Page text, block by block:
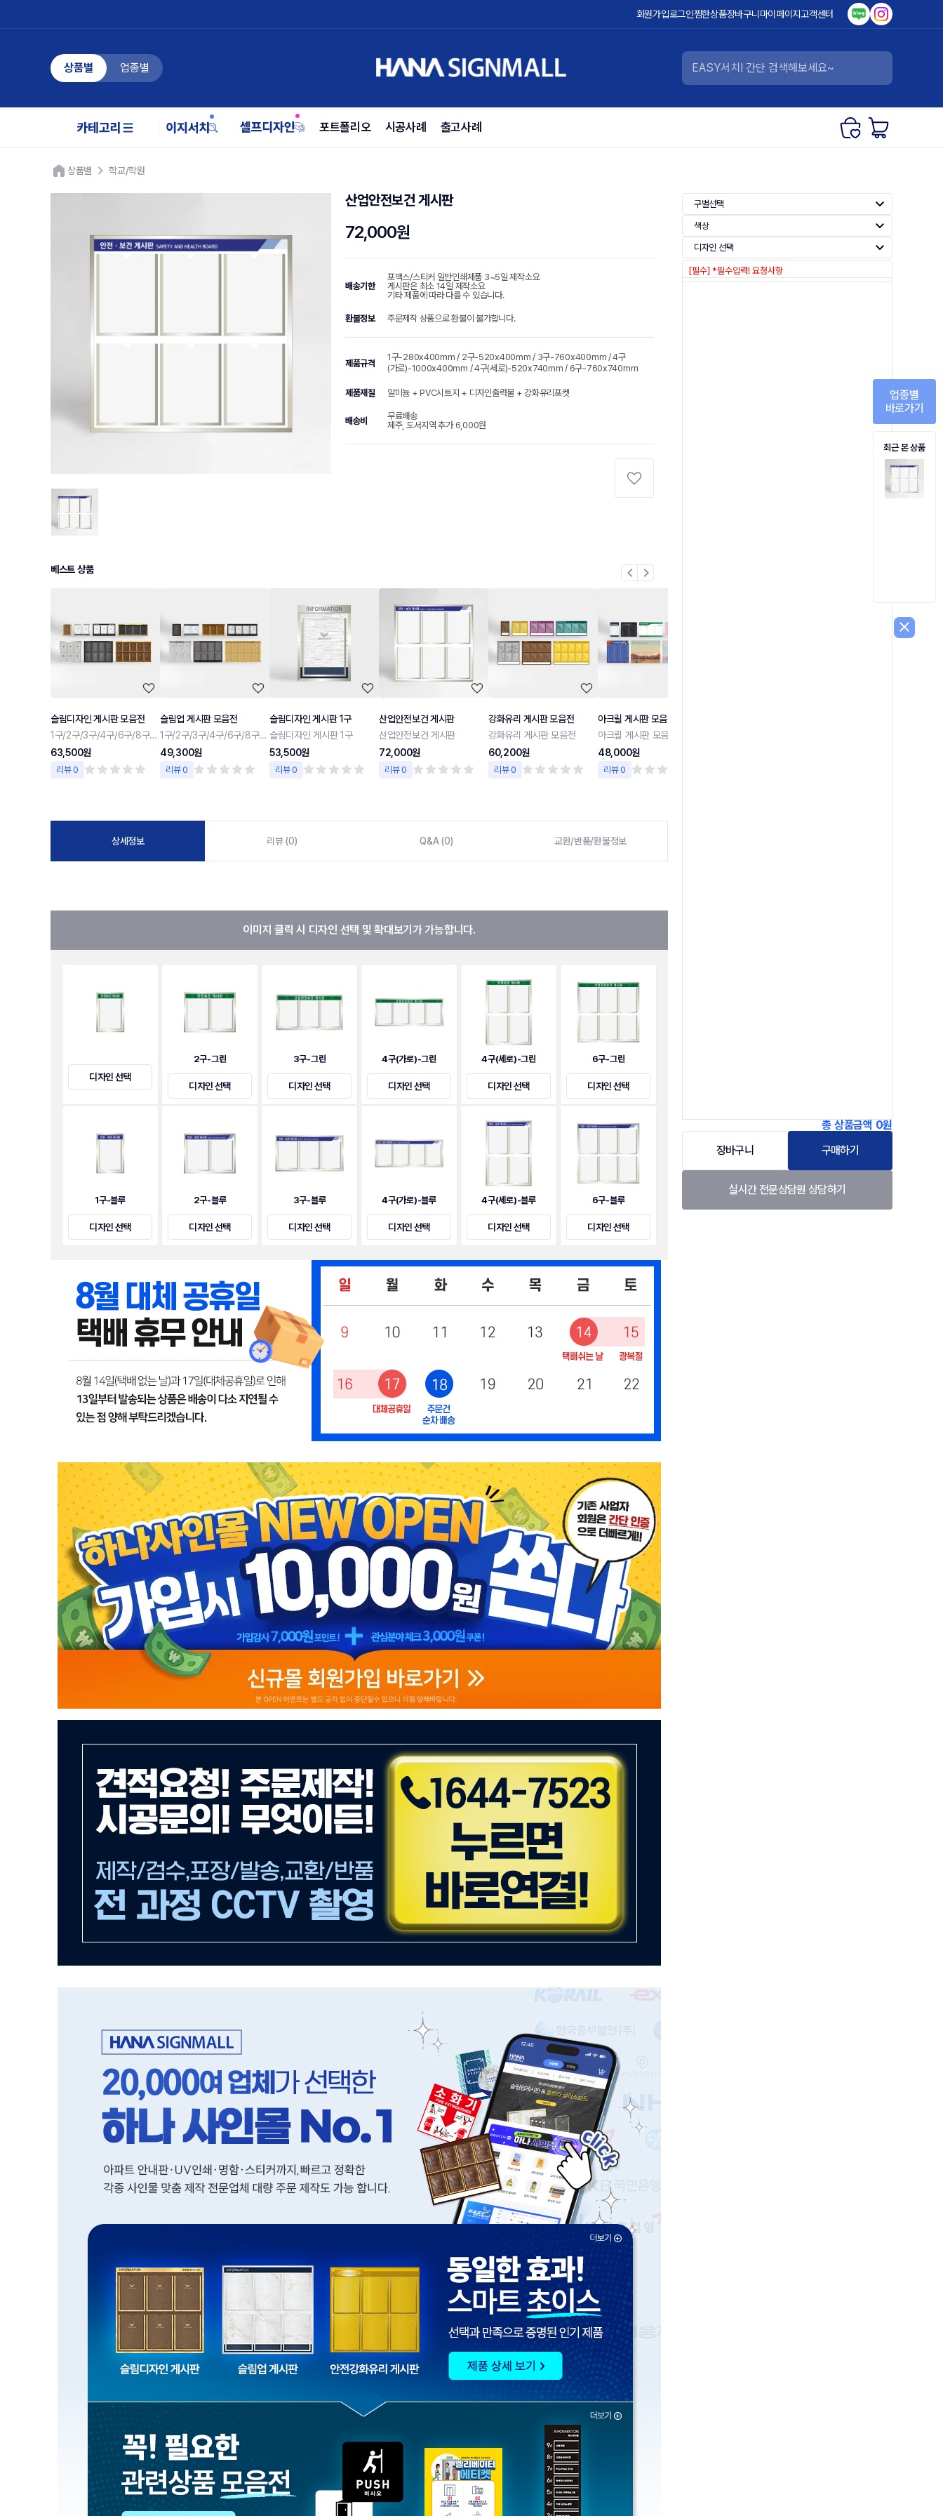
회원가입로그인찜한상품장바구니 마이페이지고객센터
상품별 업종별
포트폴리오 시공사례 출고사례
상품별 학교/학원
산업안전보건 게시판
72,000원
배송기한
포맥스/스티커 일반인쇄제품 3~5일 제작소요
게시판은 최소 14일 제작소요
기타 제품에 따라 다를 수 있습니다.
환불정보 주문제작 상품으로 환불이 불가합니다.
제품규격
1구-280x400mm / 2구-520x400mm / 3구-760x400mm / 4구
(가로)-1000x400mm / 4구(세로)-520x740mm / 6구-760x740mm
제품재질 알미늄 + PVC시트지 + 디자인출력물 + 강화유리포켓
배송비
무료배송
제주, 도서지역 추가 6,000원
베스트 상품
슬림디자인 게시판 모음전
1구/2구/3구/4구/6구/8구/10구
63,500원
리뷰 0
슬림업 게시판 모음전
1구/2구/3구/4구/6구/8구/10구
49,300원
리뷰 0
슬림디자인 게시판 1구
슬림디자인 게시판 1구
53,500원
리뷰 0
산업안전보건 게시판
산업안전보건 게시판
72,000원
리뷰 0
강화유리 게시판 모음전
강화유리 게시판 모음전
60,200원
리뷰 0
아크릴 게시판 모음전
아크릴 게시판 모음전
48,000원
리뷰 0
chevron_left chevron_right
상세정보 리뷰 (0) Q&A (0) 교환/반품/환불정보
이미지 클릭 시 디자인 선택 및 확대보기가 가능합니다.
디자인 선택
2구-그린
디자인 선택
3구-그린
디자인 선택
4구(가로)-그린
디자인 선택
4구(세로)-그린
디자인 선택
6구-그린
디자인 선택
1구-블루
디자인 선택
2구-블루
디자인 선택
3구-블루
디자인 선택
4구(가로)-블루
디자인 선택
4구(세로)-블루
디자인 선택
6구-블루
디자인 선택
구별선택
색상
디자인 선택
총 상품금액 0원
장바구니
구매하기
실시간 전문상담원 상담하기
업종별
바로가기
최근 본 상품
close